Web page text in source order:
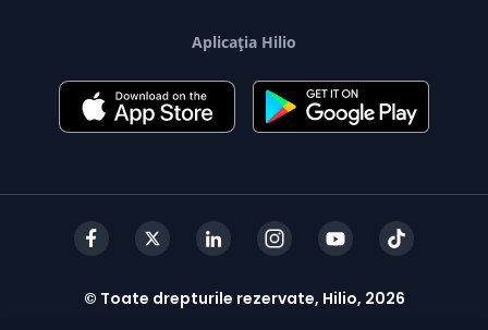
Aplicația Hilio
© Toate drepturile rezervate, Hilio, 2026